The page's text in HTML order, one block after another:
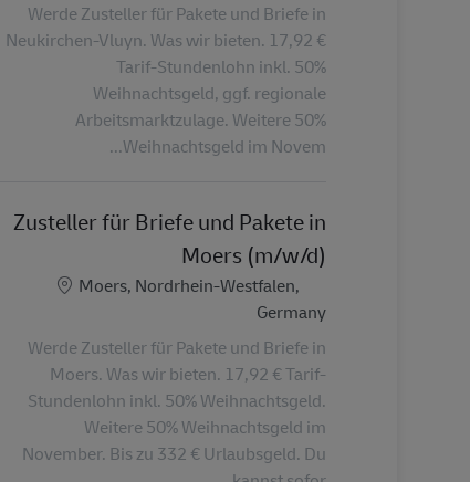
Werde Zusteller für Pakete und Briefe in
Neukirchen-Vluyn. Was wir bieten. 17,92 €
Tarif-Stundenlohn inkl. 50%
Weihnachtsgeld, ggf. regionale
Arbeitsmarktzulage. Weitere 50%
Weihnachtsgeld im Novem...
Zusteller für Briefe und Pakete in
Moers (m/w/d)
الموقع
Moers, Nordrhein-Westfalen,
Germany
Werde Zusteller für Pakete und Briefe in
Moers. Was wir bieten. 17,92 € Tarif-
Stundenlohn inkl. 50% Weihnachtsgeld.
Weitere 50% Weihnachtsgeld im
November. Bis zu 332 € Urlaubsgeld. Du